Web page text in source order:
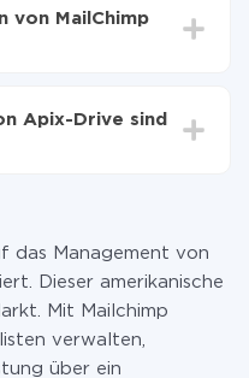
Minuten.
von MailChimp
die über unseren
anderes übertragen
Apix-Drive sind
das Management von
Dieser amerikanische
Mit Mailchimp
verwalten,
über ein